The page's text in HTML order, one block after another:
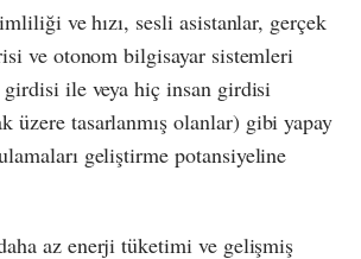
ve hızı, sesli asistanlar, gerçek
ve otonom bilgisayar sistemleri
ile veya hiç insan girdisi
üzere tasarlanmış olanlar) gibi yapay
geliştirme potansiyeline
az enerji tüketimi ve gelişmiş